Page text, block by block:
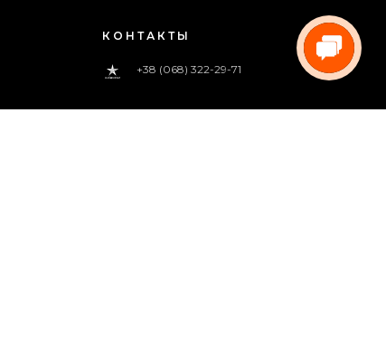
КОНТАКТЫ
+38 (068) 322-29-71